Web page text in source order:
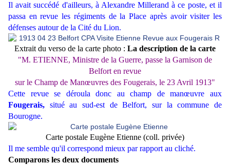
Il avait succédé d'ailleurs, à Alexandre Millerand à ce poste, et il
passa en revue les régiments de la Place après avoir visiter les
défenses autour de la Cité du Lion.
Extrait du verso de la carte photo : La description de la carte
"M. ETIENNE, Ministre de la Guerre, passe la Garnison de
Belfort en revue
sur le Champ de Manœuvres des Fougerais, le 23 Avril 1913"
Cette revue se déroula donc au champ de manœuvre aux
Fougerais, situé au sud-est de Belfort, sur la commune de
Bourogne.
Carte postale Eugène Etienne (coll. privée)
Il me semble qu'il correspond mieux par rapport au cliché.
Comparons les deux documents